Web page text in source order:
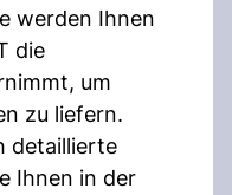
werden Ihnen
die
um
zu liefern.
detaillierte
Ihnen in der